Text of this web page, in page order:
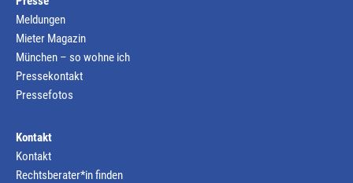
Meldungen
Mieter Magazin
München – so wohne ich
Pressekontakt
Pressefotos
Kontakt
Kontakt
Rechtsberater*in finden